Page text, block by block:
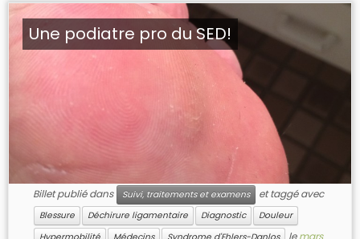
Une podiatre pro du SED!
Billet publié dans Suivi, traitements et examens et taggé avec
Blessure Déchirure ligamentaire Diagnostic
Douleur